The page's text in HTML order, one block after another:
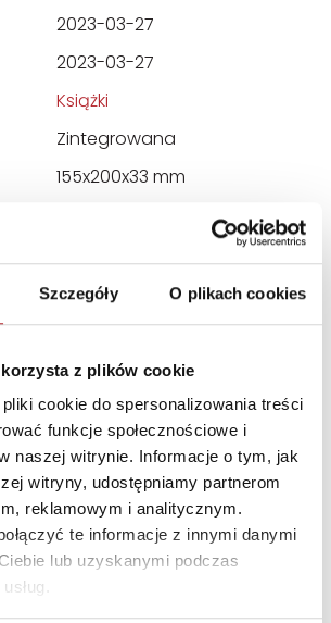
Szczegóły O plikach cookies
z plików cookie
cookie do spersonalizowania treści
funkcje społecznościowe i
naszej witrynie. Informacje o tym, jak
witryny, udostępniamy partnerom
reklamowym i analitycznym.
te informacje z innymi danymi
lub uzyskanymi podczas
2023-03-27
2023-03-27
Książki
Zintegrowana
155x200x33 mm
GRUPA WYDAWNICZA
HARMONIA SPÓŁKA Z
OGRANICZONĄ
ODPOWIEDZIALNOŚCIĄ
ul. Kartuska 426
80-125
Gdańsk